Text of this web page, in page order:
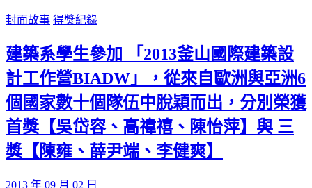
封面故事 得獎紀錄
建築系學生參加 「2013釜山國際建築設
計工作營BIADW」，從來自歐洲與亞洲6
個國家數十個隊伍中脫穎而出，分別榮獲
首獎【吳岱容、高禕禧、陳怡萍】與 三
獎【陳雍、薛尹端、李健爽】
2013 年 09 月 02 日